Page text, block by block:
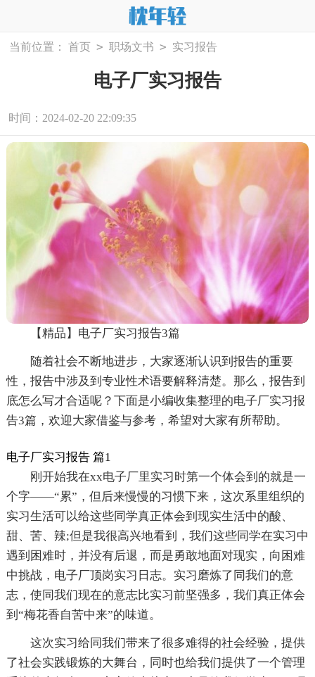
当前位置： 首页 > 职场文书 > 实习报告
电子厂实习报告
时间：2024-02-20 22:09:35
【精品】电子厂实习报告3篇
随着社会不断地进步，大家逐渐认识到报告的重要
性，报告中涉及到专业性术语要解释清楚。那么，报告到
底怎么写才合适呢？下面是小编收集整理的电子厂实习报
告3篇，欢迎大家借鉴与参考，希望对大家有所帮助。
电子厂实习报告 篇1
刚开始我在xx电子厂里实习时第一个体会到的就是一
个字——“累”，但后来慢慢的习惯下来，这次系里组织的
实习生活可以给这些同学真正体会到现实生活中的酸、
甜、苦、辣;但是我很高兴地看到，我们这些同学在实习中
遇到困难时，并没有后退，而是勇敢地面对现实，向困难
中挑战，电子厂顶岗实习日志。实习磨炼了同我们的意
志，使同我们现在的意志比实习前坚强多，我们真正体会
到“梅花香自苦中来”的味道。
这次实习给同我们带来了很多难得的社会经验，提供
了社会实践锻炼的大舞台，同时也给我们提供了一个管理